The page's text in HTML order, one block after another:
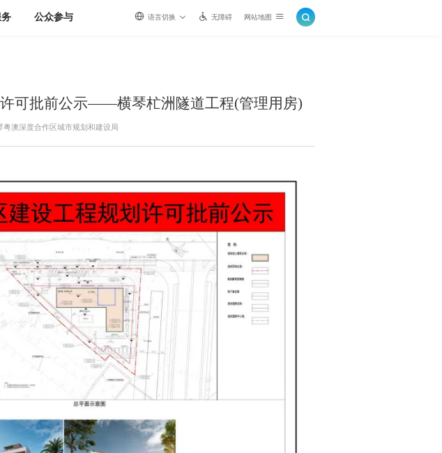
语言切换 无障碍 网站地图
公众参与
可批前公示——横琴杧洲隧道工程(管理用房)
粤澳深度合作区城市规划和建设局